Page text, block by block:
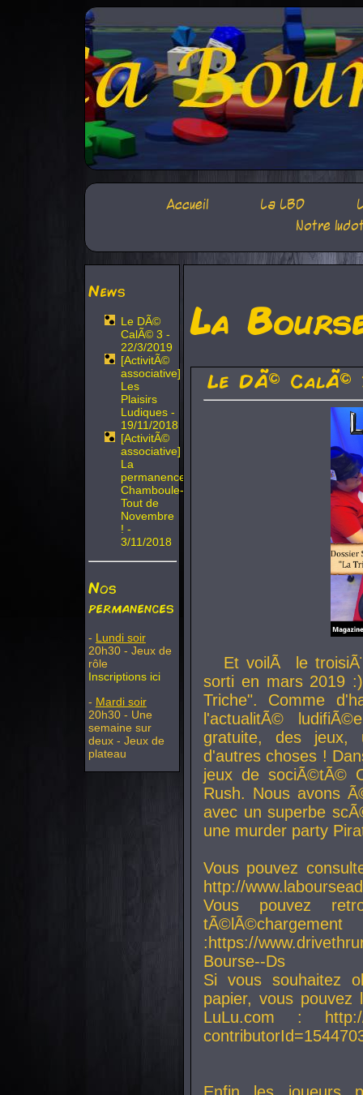
Accueil La LBD
Notre
News
Le DÃ©
CalÃ© 3 -
22/3/2019
[ActivitÃ©
associative]
Les
Plaisirs
Ludiques -
19/11/2018
[ActivitÃ©
associative]
La
permanence
Chamboule-
Tout de
Novembre
! -
3/11/2018
Nos
permanences
- Lundi soir
20h30 - Jeux de
rôle
Inscriptions ici
- Mardi soir
20h30 - Une
semaine sur
deux - Jeux de
plateau
La
Le DÃ© CalÃ©
Et voilÃ le
sorti en mars 2019
Triche". Comme
l'actualitÃ©
gratuite, des jeux,
d'autres choses !
jeux de sociÃ©tÃ©
Rush. Nous avons
avec un superbe
une murder party
Vous pouvez
http://
Vous pouvez
:https://
Bourse--Ds
Si vous souhaitez
papier, vous
LuLu.com : http://